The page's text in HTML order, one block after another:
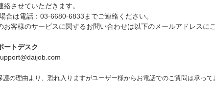
絡させていただきます。
合は電話：03-6680-6833までご連絡ください。
お客様のサービスに関するお問い合わせは以下のメールアドレスに
ートデスク
の理由より、恐れ入りますがユーザー様からお電話でのご質問は承って